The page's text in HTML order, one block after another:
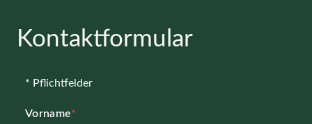
Kontaktformular
* Pflichtfelder
Vorname*